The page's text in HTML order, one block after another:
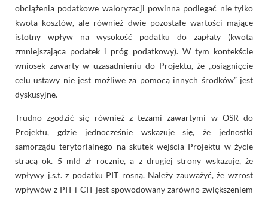
obciążenia podatkowe waloryzacji powinna podlegać nie tylko
kwota kosztów, ale również dwie pozostałe wartości mające
istotny wpływ na wysokość podatku do zapłaty (kwota
zmniejszająca podatek i próg podatkowy). W tym kontekście
wniosek zawarty w uzasadnieniu do Projektu, że „osiągnięcie
celu ustawy nie jest możliwe za pomocą innych środków” jest
dyskusyjne.
Trudno zgodzić się również z tezami zawartymi w OSR do
Projektu, gdzie jednocześnie wskazuje się, że jednostki
samorządu terytorialnego na skutek wejścia Projektu w życie
stracą ok. 5 mld zł rocznie, a z drugiej strony wskazuje, że
wpływy j.s.t. z podatku PIT rosną. Należy zauważyć, że wzrost
wpływów z PIT i CIT jest spowodowany zarówno zwiększeniem